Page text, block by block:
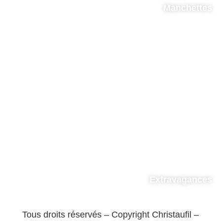
Manchettes
Extravagances
Tous droits réservés – Copyright Christaufil –